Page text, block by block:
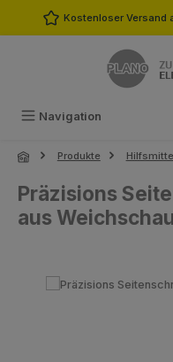
Zum Hauptinhalt springen
Kostenloser Versand
Navigation
Produkte
Präzisions
aus
Bildergalerie überspringen